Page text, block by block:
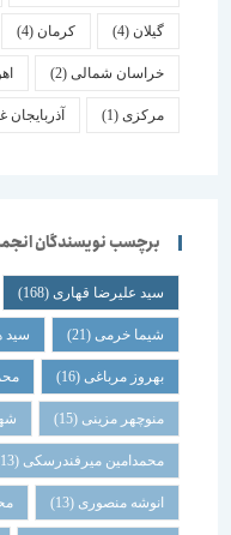
کرمان یزد
خراسان شمالی(2) اهواز
(1) آذربایجان غربی(1)
برچسب نویسندگان انجمن
سید علیرضا قهاری(168)
شیما خرمی(21) سید هادی
بهروز مرباغی (16) محمد
منوچهر مزینی(15) شهریار
محمدامین میرفندرسکی(13)
انوشه منصوری(13) محمد